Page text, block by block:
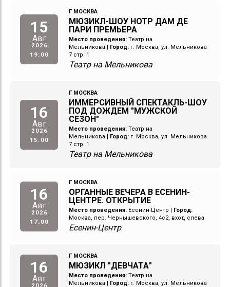
15
Авг
2026
19:00
Г МОСКВА
МЮЗИКЛ-ШОУ НОТР ДАМ ДЕ
ПАРИ ПРЕМЬЕРА
Место проведения: Театр на
Мельникова
Город: г. Москва, ул. Мельникова
7 стр. 1
Театр на Мельникова
16
Авг
2026
15:00
Г МОСКВА
ИММЕРСИВНЫЙ СПЕКТАКЛЬ-ШОУ
ПОД ДОЖДЕМ "МУЖСКОЙ
СЕЗОН"
Место проведения: Театр на
Мельникова
Город: г. Москва, ул. Мельникова
7 стр. 1
Театр на Мельникова
16
Авг
2026
17:00
Г МОСКВА
ОРГАННЫЕ ВЕЧЕРА В ЕСЕНИН-
ЦЕНТРЕ. ОТКРЫТИЕ
Место проведения: Есенин-Центр
Город:
Москва, пер. Чернышевского, 4с2, вход слева
Есенин-Центр
16
Авг
Г МОСКВА
МЮЗИКЛ "ДЕВЧАТА"
Место проведения: Театр на
Мельникова
Город: г. Москва, ул. Мельникова